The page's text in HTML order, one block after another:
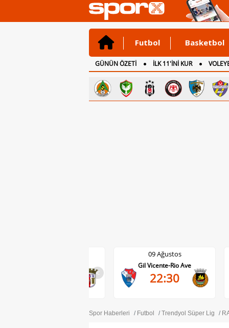
Futbol Basketbol
GÜNÜN ÖZETİ İLK 11'İNİ KUR
CANLI ANLATIM
İNGİLTERE
<
09 Ağustos
Gil Vicente-Rio Ave
22:30
Spor Haberleri Futbol Trendyol Süper Lig